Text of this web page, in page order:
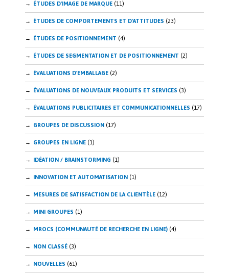
ÉTUDES D'IMAGE DE MARQUE (11)
ÉTUDES DE COMPORTEMENTS ET D'ATTITUDES (23)
ÉTUDES DE POSITIONNEMENT (4)
ÉTUDES DE SEGMENTATION ET DE POSITIONNEMENT (2)
ÉVALUATIONS D'EMBALLAGE (2)
ÉVALUATIONS DE NOUVEAUX PRODUITS ET SERVICES (3)
ÉVALUATIONS PUBLICITAIRES ET COMMUNICATIONNELLES (17)
GROUPES DE DISCUSSION (17)
GROUPES EN LIGNE (1)
IDÉATION / BRAINSTORMING (1)
INNOVATION ET AUTOMATISATION (1)
MESURES DE SATISFACTION DE LA CLIENTÈLE (12)
MINI GROUPES (1)
MROCS (COMMUNAUTÉ DE RECHERCHE EN LIGNE) (4)
NON CLASSÉ (3)
NOUVELLES (61)